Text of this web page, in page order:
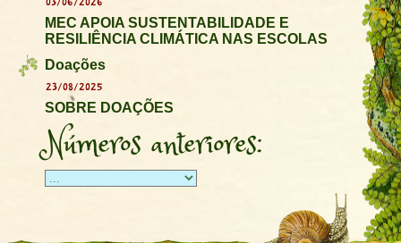
03/06/2026
MEC APOIA SUSTENTABILIDADE E
RESILIÊNCIA CLIMÁTICA NAS ESCOLAS
Doações
23/08/2025
SOBRE DOAÇÕES
Números anteriores: